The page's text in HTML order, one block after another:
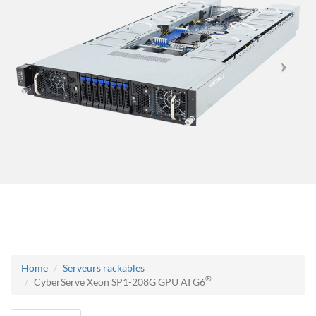
Home
Serveurs rackables
CyberServe Xeon SP1-208G GPU AI G6®